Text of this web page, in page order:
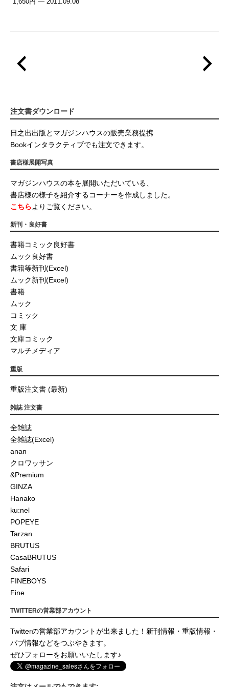
1,650円 — 2011.09.08
注文書ダウンロード
日之出出版とマガジンハウスの販売業務提携
Bookインタラクティブでも注文できます。
書店様展開写真
マガジンハウスの本を展開いただいている、
書店様の様子を紹介するコーナーを作成しました。
こちらよりご覧ください。
新刊・良好書
書籍コミック良好書
ムック良好書
書籍等新刊(Excel)
ムック新刊(Excel)
書籍
ムック
コミック
文 庫
文庫コミック
マルチメディア
重版
重版注文書 (最新)
雑誌 注文書
全雑誌
全雑誌(Excel)
anan
クロワッサン
&Premium
GINZA
Hanako
ku:nel
POPEYE
Tarzan
BRUTUS
CasaBRUTUS
Safari
FINEBOYS
Fine
TWITTERの営業部アカウント
Twitterの営業部アカウントが出来ました！新刊情報・重版情報・
パブ情報などをつぶやきます。
ぜひフォローをお願いいたします♪